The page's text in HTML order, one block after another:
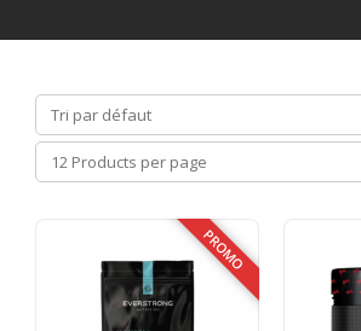
PROMO